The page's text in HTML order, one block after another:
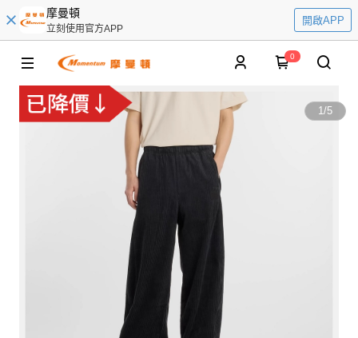
摩曼頓
立刻使用官方APP
開啟APP
0
1/5